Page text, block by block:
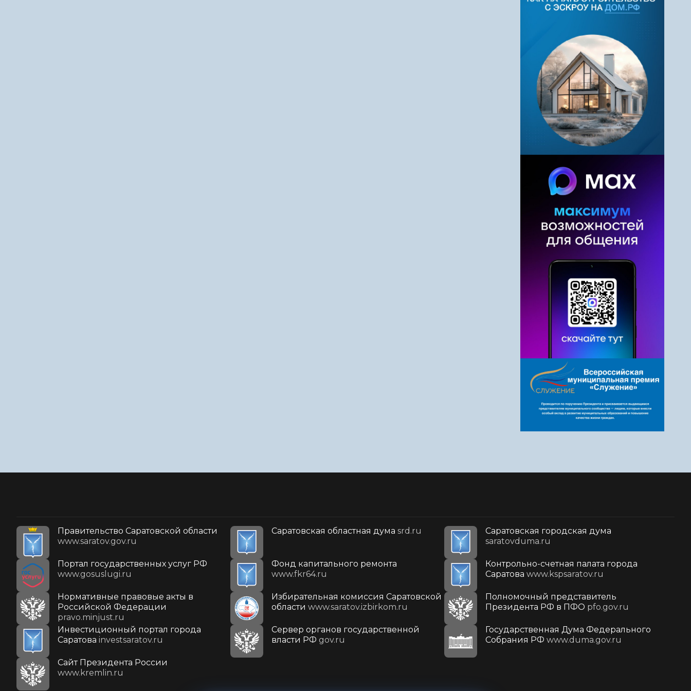
Правительство Саратовской области
www.saratov.gov.ru
Саратовская областная дума srd.ru
Саратовская городская дума
saratovduma.ru
Портал государственных услуг РФ
www.gosuslugi.ru
Фонд капитального ремонта
www.fkr64.ru
Контрольно-счетная палата города
Саратова www.kspsaratov.ru
Нормативные правовые акты в
Российской Федерации
pravo.minjust.ru
Избирательная комиссия Саратовской
области www.saratov.izbirkom.ru
Полномочный представитель
Президента РФ в ПФО pfo.gov.ru
Инвестиционный портал города
Саратова investsaratov.ru
Сервер органов государственной
власти РФ gov.ru
Государственная Дума Федерального
Собрания РФ www.duma.gov.ru
Cайт Президента России
www.kremlin.ru